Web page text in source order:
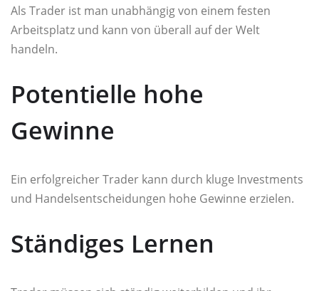
Als Trader ist man unabhängig von einem festen
Arbeitsplatz und kann von überall auf der Welt
handeln.
Potentielle hohe
Gewinne
Ein erfolgreicher Trader kann durch kluge Investments
und Handelsentscheidungen hohe Gewinne erzielen.
Ständiges Lernen